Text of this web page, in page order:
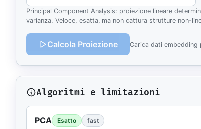
Principal Component Analysis: proiezione lineare
varianza. Veloce, esatta, ma non cattura strutture non-
Calcola Proiezione Carica dati embedding
Algoritmi e limitazioni
PCA Esatto fast